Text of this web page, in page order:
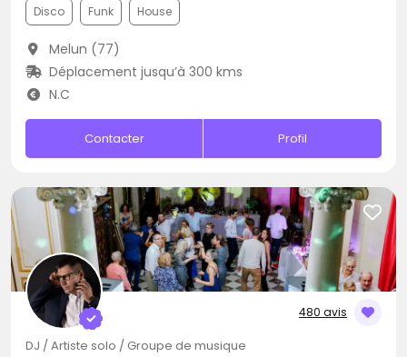
Disco Funk House
Melun (77)
Déplacement jusqu’à 300 kms
N.C
Contacter Profil
480 avis
DJ / Artiste solo / Groupe de musique